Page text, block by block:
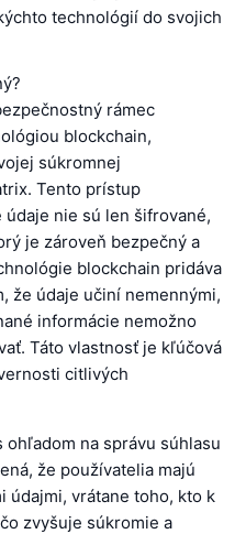
technológií do svojich
rámec
blockchain,
súkromnej
Tento prístup
nie sú len šifrované,
je zároveň bezpečný a
blockchain pridáva
že údaje učiní nemennými,
informácie nemožno
Táto vlastnosť je kľúčová
citlivých
na správu súhlasu
že používatelia majú
údajmi, vrátane toho, kto k
zvyšuje súkromie a